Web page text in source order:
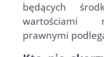
będących
wartościami
prawnymi